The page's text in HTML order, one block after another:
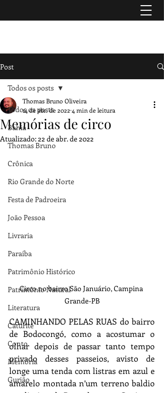
Post
Todos os posts
Bahia
Thomas Bruno
Crônica
Rio Grande do Norte
Festa de Padroeira
João Pessoa
Livraria
Paraíba
Patrimônio Histórico
Patrimônio Natural
Literatura
Caturité
Conto
Memória
Gurjão
Todos os posts
Memórias de circo
Thomas Bruno Oliveira
14 de abr. de 2022 4 min de leitura
Atualizado:22 de abr. de 2022
Circo no bairro São Januário, Campina
Grande-PB
CAMINHANDO PELAS RUAS do bairro
de Bodocongó, como a acostumar o
olhar depois de passar tanto tempo
privado desses passeios, avisto de
longe uma tenda com listras em azul e
amarelo montada n’um terreno baldio